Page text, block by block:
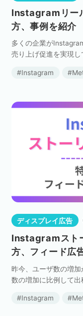
Instagramリー
方、事例を紹介
多くの企業が
売り上げ促進を実現
本的な特長を確認し
Instagram
ディスプレイ広告
Instagramスト
方、フィード広
昨今、ユーザ数の増
数の増加に比例して
します。
Instagram